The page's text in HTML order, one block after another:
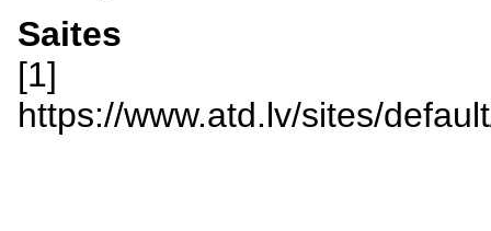
Saites
[1]
https://www.atd.lv/sites/